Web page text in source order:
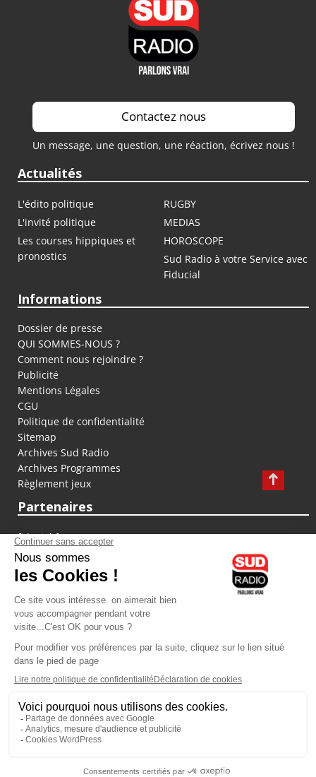
Contactez nous
Un message, une question, une réaction, écrivez nous !
Actualités
L'édito politique
RUGBY
L'invité politique
MEDIAS
Les courses hippiques et
pronostics
HOROSCOPE
Sud Radio à votre Service avec
Fiducial
Informations
Dossier de presse
QUI SOMMES-NOUS ?
Comment nous rejoindre ?
Publicité
Mentions Légales
CGU
Politique de confidentialité
Sitemap
Archives Sud Radio
Archives Programmes
Règlement jeux
Partenaires
fiducial.fr
lyoncapitale.fr
olympique-et-lyonnais.com
L'application Iphone / Android
Téléchargez l'application
Les cookies
Gestion des cookies
Crédit photos : ©Sud Radio / Pierre Olivier